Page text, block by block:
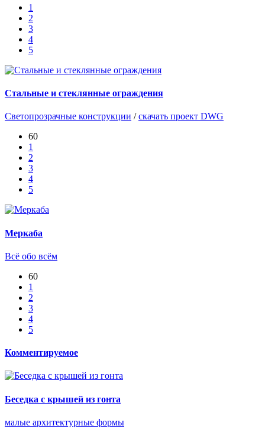
1
2
3
4
5
Стальные и стеклянные ограждения
Светопрозрачные конструкции /скачать проект DWG
60
1
2
3
4
5
Меркаба
Всё обо всём
60
1
2
3
4
5
Комментируемое
Беседка с крышей из гонта
малые архитектурные формы